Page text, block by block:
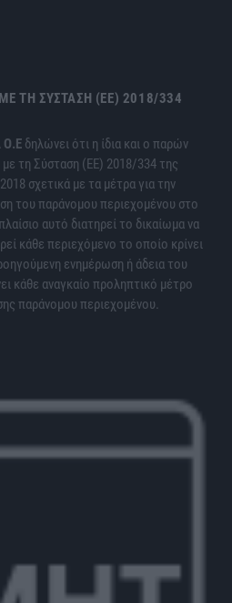
ΤΗ ΣΎΣΤΑΣΗ (ΕΕ) 2018/334
Ο.Ε δηλώνει ότι η ίδια και ο παρών
τη Σύσταση (ΕΕ) 2018/334 της
σχετικά με τα μέτρα για την
του παράνομου περιεχομένου στο
αυτό διατηρεί το δικαίωμα να
κάθε περιεχόμενο το οποίο κρίνει
ενημέρωση ή άδεια του
κάθε αναγκαίο προληπτικό μέτρο
παράνομου περιεχομένου.